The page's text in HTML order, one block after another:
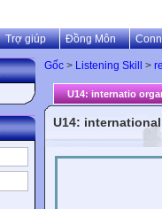
Trợ giúp Đồng Môn
Gốc > Listening Skill >
U14: internatio
U14: